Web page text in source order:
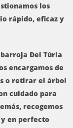
los
rápido, eficaz y
Del Túria
encargamos de
o retirar el árbol
cuidado para
recogemos
en perfecto